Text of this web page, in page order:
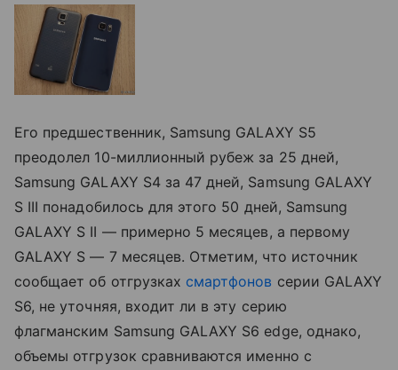
Его предшественник, Samsung GALAXY S5
преодолел 10-миллионный рубеж за 25 дней,
Samsung GALAXY S4 за 47 дней, Samsung GALAXY
S III понадобилось для этого 50 дней, Samsung
GALAXY S II — примерно 5 месяцев, а первому
GALAXY S — 7 месяцев. Отметим, что источник
сообщает об отгрузках смартфонов серии GALAXY
S6, не уточняя, входит ли в эту серию
флагманским Samsung GALAXY S6 edge, однако,
объемы отгрузок сравниваются именно с